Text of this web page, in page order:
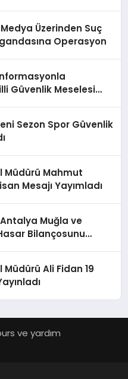
Üzerinden Suç
Operasyon
Güvenlik Meselesi
Sezon Spor Güvenlik
Müdürü Mahmut
Mesajı Yayımladı
Muğla ve
Bilançosunu
Ali Fidan 19
ve yardım